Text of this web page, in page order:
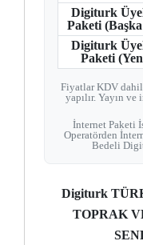
Digiturk
Paketi
Digiturk
Paketi
Fiyatlar KDV
yapılır. Yayın
İnternet Paketi
Operatörden
Bedeli
Digiturk
TOPRAK